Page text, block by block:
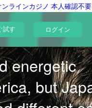
ンラインカジノ 本人確認不要
試す ログイン